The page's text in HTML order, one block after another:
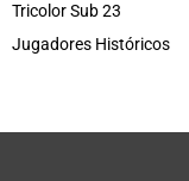
Tricolor Sub 23
Jugadores Históricos